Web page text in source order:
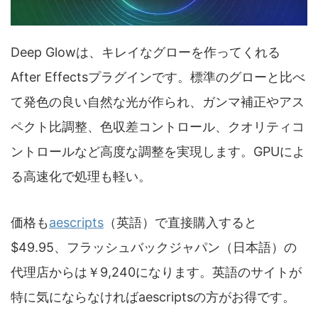
Deep Glowは、キレイなグローを作ってくれる
After Effectsプラグインです。標準のグローと比べ
て発色の良い自然な光が作られ、ガンマ補正やアス
ペクト比調整、色収差コントロール、クオリティコ
ントロールなど高度な調整を実現します。GPUによ
る高速化で処理も軽い。
価格もaescripts （英語）で直接購入すると
$49.95、フラッシュバックジャパン（日本語）の
代理店からは￥9,240になります。英語のサイトが
特に気にならなければaescriptsの方がお得です。